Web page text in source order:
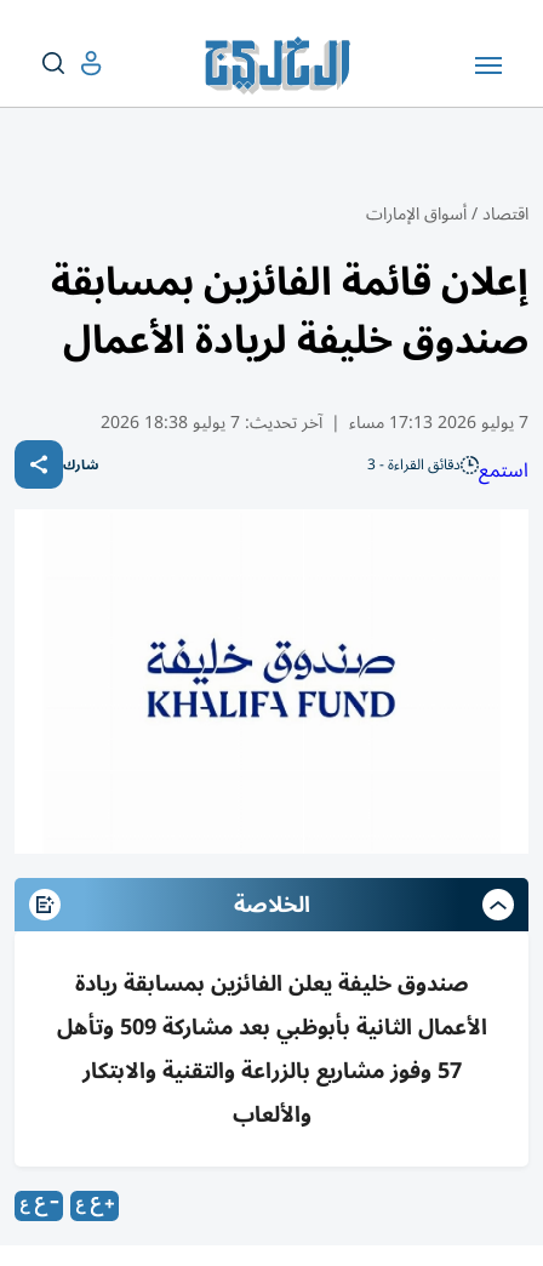
اقتصاد/أسواق الإمارات
إعلان قائمة الفائزين بمسابقة
صندوق خليفة لريادة الأعمال
7 يوليو 2026 17:13 مساء | آخر تحديث:7 يوليو 18:38 2026
استمع دقائق القراءة - 3 شارك
الخلاصة
صندوق خليفة يعلن الفائزين بمسابقة ريادة
الأعمال الثانية بأبوظبي بعد مشاركة 509 وتأهل
57 وفوز مشاريع بالزراعة والتقنية والابتكار
والألعاب